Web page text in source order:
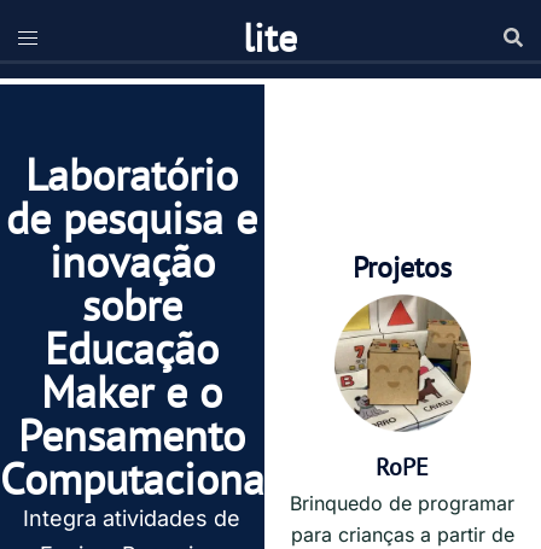
lite
Laboratório
de pesquisa e
inovação
sobre
Educação
Maker e o
Pensamento
Computacional
Integra atividades de
Projetos
RoPE
Brinquedo de programar
para crianças a partir de